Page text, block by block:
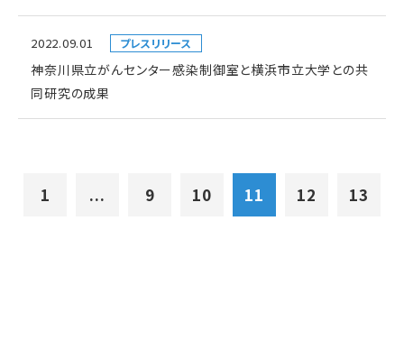
2022.09.01 プレスリリース
神奈川県立がんセンター感染制御室と横浜市立大学との共
同研究の成果
1 ... 9 10 11 12 13